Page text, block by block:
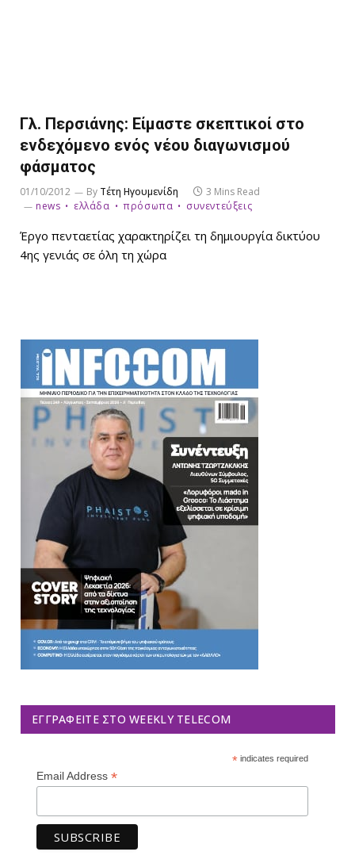
Γλ. Περσιάνης: Είμαστε σκεπτικοί στο
ενδεχόμενο ενός νέου διαγωνισμού
φάσματος
01/10/2012 By Τέτη Ηγουμενίδη
3 Mins Read
news
ελλάδα πρόσωπα συνεντεύξεις
Έργο πενταετίας χαρακτηρίζει τη δημιουργία δικτύου
4ης γενιάς σε όλη τη χώρα
ΕΓΓΡΑΦΕΊΤΕ ΣΤΟ WEEKLY TELECOM
*indicates required
Email Address *